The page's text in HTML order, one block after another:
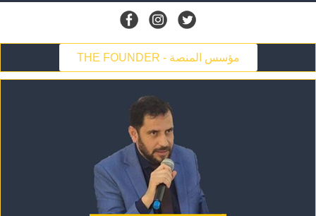
THE FOUNDER - مؤسس المنصة